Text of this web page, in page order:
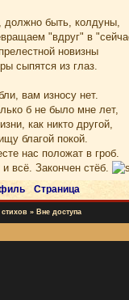
должно быть, колдуны,
"вдруг" в
новизны
сыпятся из глаз.
вам износу нет.
б не было мне лет,
как никто другой,
благой покой.
нас положат в гроб.
и всё. Закончен стёб.
Страница
» Вне доступа